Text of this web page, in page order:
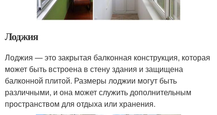
Лоджия
Лоджия — это закрытая балконная конструкция, которая
может быть встроена в стену здания и защищена
балконной плитой. Размеры лоджии могут быть
различными, и она может служить дополнительным
пространством для отдыха или хранения.